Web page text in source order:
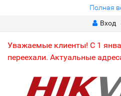
Полная
Вход
Уважаемые клиенты! С 1
переехали. Актуальные